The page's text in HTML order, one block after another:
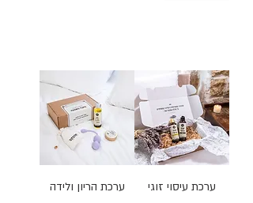
ערכת עיסוי זוגי
ערכת הריון ולידה